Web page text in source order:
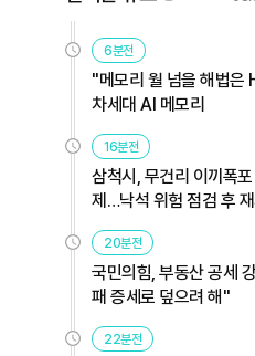
6분전
"메모리 월 넘을 해법은
차세대 AI 메모리
16분전
삼척시, 무건리 이끼폭
제…낙석 위험 점검 후
20분전
국민의힘, 부동산 공세
패 증세로 덮으려 해"
22분전